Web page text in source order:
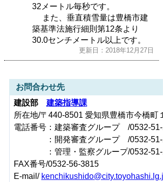
32メートル毎秒です。
また、垂直積雪量は豊橋市建
築基準法施行細則第12条より
30.0センチメートル以上です。
更新日：2018年12月27日
お問合わせ先
建設部 建築指導課
所在地/〒440-8501 愛知県豊橋市今橋町
電話番号：建築審査グループ /0532-51-
：開発審査グループ /0532-51-
：管理・監察グループ/0532-51-
FAX番号/0532-56-3815
E-mail/